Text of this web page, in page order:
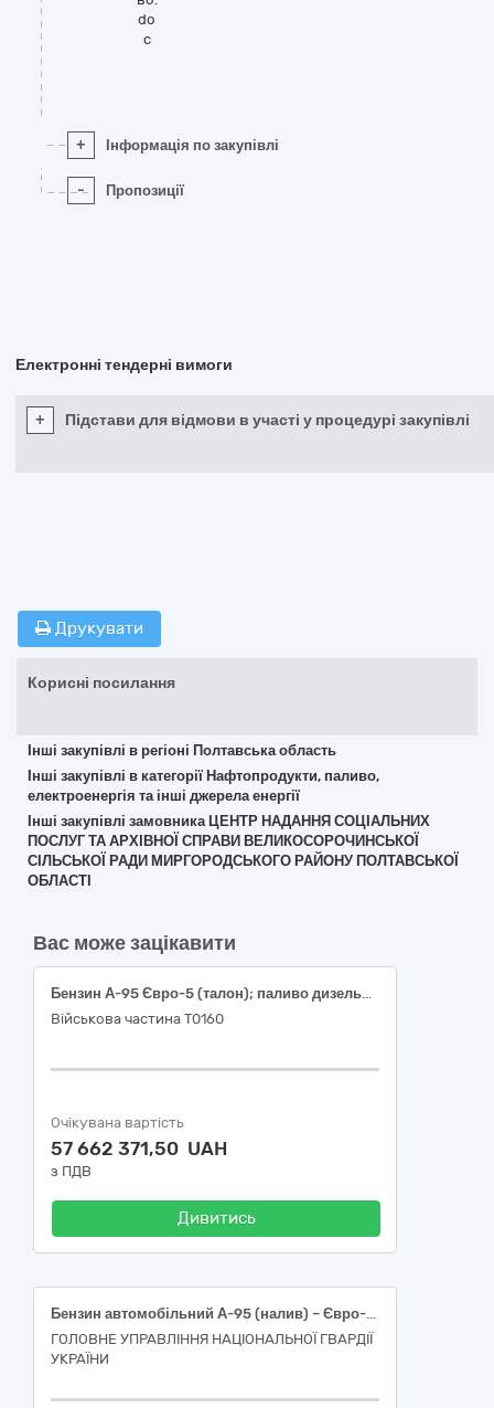
do
c
+ Інформація по закупівлі
- Пропозиції
Електронні тендерні вимоги
+ Підстави для відмови в участі у процедурі закупівлі
Друкувати
Корисні посилання
Інші закупівлі в регіоні Полтавська область
Інші закупівлі в категорії Нафтопродукти, паливо,
електроенергія та інші джерела енергії
Інші закупівлі замовника ЦЕНТР НАДАННЯ СОЦІАЛЬНИХ
ПОСЛУГ ТА АРХІВНОЇ СПРАВИ ВЕЛИКОСОРОЧИНСЬКОЇ
СІЛЬСЬКОЇ РАДИ МИРГОРОДСЬКОГО РАЙОНУ ПОЛТАВСЬКОЇ
ОБЛАСТІ
Вас може зацікавити
Бензин А-95 Євро-5 (талон); паливо дизельне ДП Євро-5 (талон)
Військова частина Т0160
Очікувана вартість
57 662 371,50 UAH
з ПДВ
Дивитись
Бензин автомобільний А-95 (налив) – Євро-5 – Е5 (Е0, Е7, Е10)
ГОЛОВНЕ УПРАВЛІННЯ НАЦІОНАЛЬНОЇ ГВАРДІЇ
УКРАЇНИ